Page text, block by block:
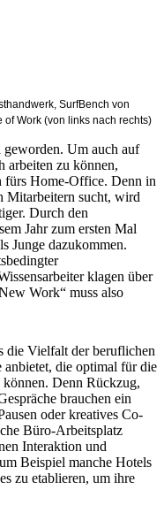
SurfBench von
Work (von links nach rechts)
geworden. Um auch auf
arbeiten zu können,
fürs Home-Office. Denn in
Mitarbeitern sucht, wird
Durch den
Jahr zum ersten Mal
Junge dazukommen.
klagen über
Work“ muss also
die Vielfalt der beruflichen
anbietet, die optimal für die
können. Denn Rückzug,
brauchen ein
oder kreatives Co-
Büro-Arbeitsplatz
Interaktion und
Beispiel manche Hotels
zu etablieren, um ihre